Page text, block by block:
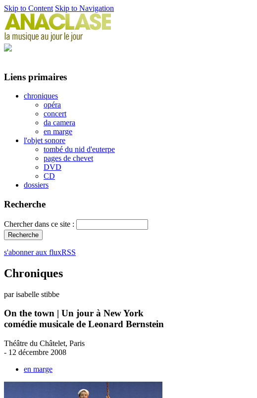
Skip to Content Skip to Navigation
Liens primaires
chroniques
opéra
concert
da camera
en marge
l'objet sonore
tombé du nid d'euterpe
pages de chevet
DVD
CD
dossiers
Recherche
Chercher dans ce site :
s'abonner aux fluxRSS
Chroniques
par isabelle stibbe
On the town | Un jour à New York
comédie musicale de Leonard Bernstein
Théâtre du Châtelet, Paris
- 12 décembre 2008
en marge